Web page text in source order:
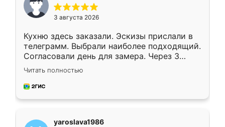
3 августа 2026
Кухню здесь заказали. Эскизы прислали в
телеграмм. Выбрали наиболее подходящий.
Согласовали день для замера. Через 3
недели кухня была уже готова. Остались
довольны работой. Спасибо Ренессанс
мебель за качественную работу!
Читать полностью
yaroslava1986